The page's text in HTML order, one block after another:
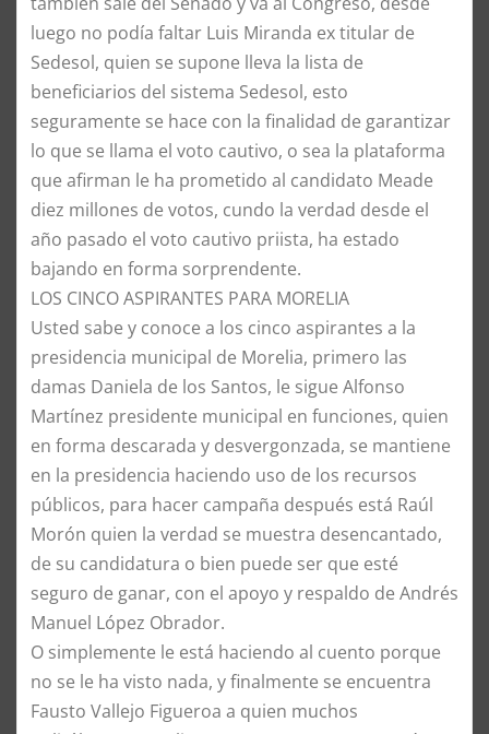
luego no podía faltar Luis Miranda ex titular de
Sedesol, quien se supone lleva la lista de
beneficiarios del sistema Sedesol, esto
seguramente se hace con la finalidad de garantizar
lo que se llama el voto cautivo, o sea la plataforma
que afirman le ha prometido al candidato Meade
diez millones de votos, cundo la verdad desde el
año pasado el voto cautivo priista, ha estado
bajando en forma sorprendente.
​LOS CINCO ASPIRANTES PARA MORELIA
Usted sabe y conoce a los cinco aspirantes a la
presidencia municipal de Morelia, primero las
damas Daniela de los Santos, le sigue Alfonso
Martínez presidente municipal en funciones, quien
en forma descarada y desvergonzada, se mantiene
en la presidencia haciendo uso de los recursos
públicos, para hacer campaña después está Raúl
Morón quien la verdad se muestra desencantado,
de su candidatura o bien puede ser que esté
seguro de ganar, con el apoyo y respaldo de Andrés
Manuel López Obrador.
O simplemente le está haciendo al cuento porque
no se le ha visto nada, y finalmente se encuentra
Fausto Vallejo Figueroa a quien muchos